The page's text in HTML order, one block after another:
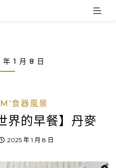
1 月 8 日
食器風景
界的早餐】丹麥
2025 年 1 月 8 日